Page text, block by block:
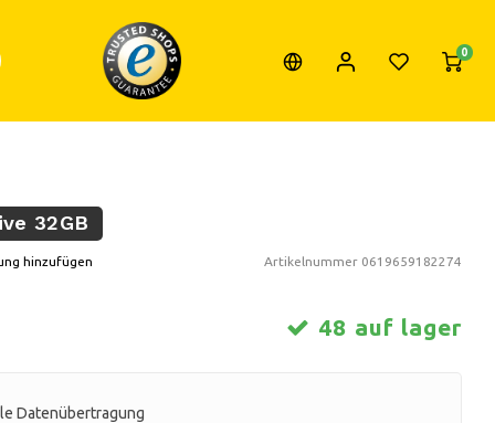
0
32GB
hinzufügen Artikelnummer 0619659182274
48 auf lager
Datenübertragung